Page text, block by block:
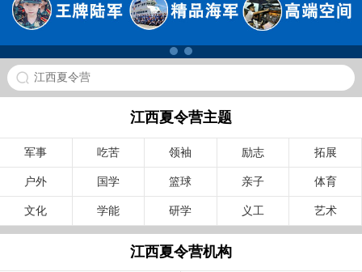
江西夏令营
江西夏令营主题
军事 吃苦 领袖 励志 拓展
户外 国学 篮球 亲子 体育
文化 学能 研学 义工 艺术
江西夏令营机构